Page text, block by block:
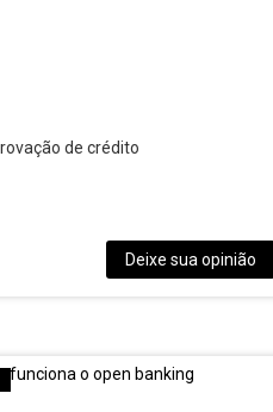
de crédito
Deixe sua opinião